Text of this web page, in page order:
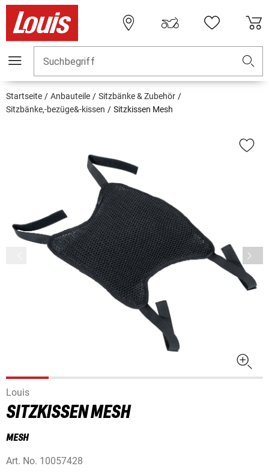
Suchbegriff
Startseite Anbauteile
Sitzbänke & Zubehör
Sitzbänke,-bezüge&-kissen
Sitzkissen Mesh
Louis
SITZKISSEN MESH
MESH
Art. No. 10057428